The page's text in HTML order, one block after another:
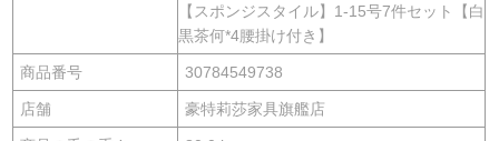
【スポンジスタイル】1-15号7件セット【白
黒茶何*4腰掛け付き】
商品番号 30784549738
店舗 豪特莉莎家具旗艦店